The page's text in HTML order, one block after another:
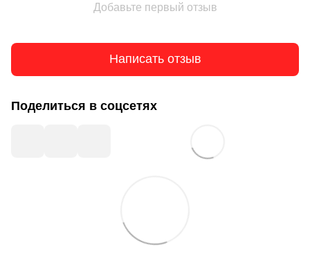
Добавьте первый отзыв
Написать отзыв
Поделиться в соцсетях